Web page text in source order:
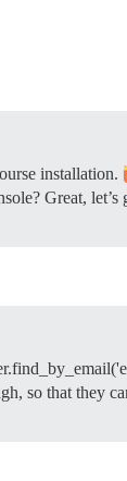
installation.
Great, let’s
so that they